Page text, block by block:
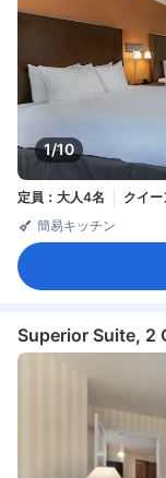
1/10
定員：大人4名
クイ
簡易キッチン
Superior Suite, 2